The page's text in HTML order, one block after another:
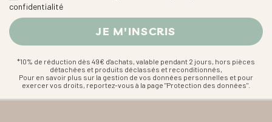
confidentialité
*10% de réduction dès 49€ d'achats, valable pendant 2 jours, hors pièces
détachées et produits déclassés et reconditionnés,
Pour en savoir plus sur la gestion de vos données personnelles et pour
exercer vos droits, reportez-vous à la page "Protection des données".